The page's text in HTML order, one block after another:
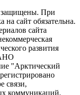
защищены. При
сайт обязательна.
сайта
развития
"Арктический
связи,
коммуникаций,